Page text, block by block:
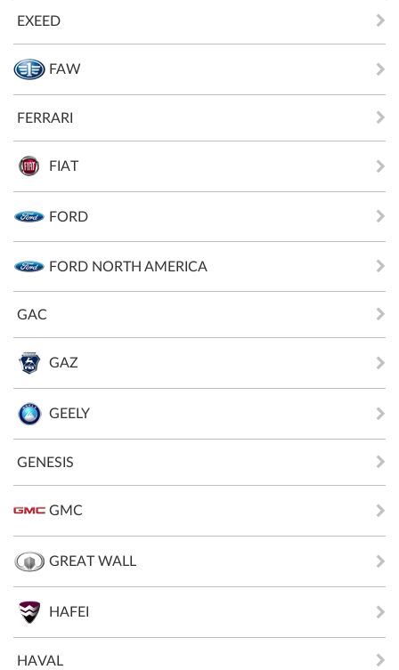
EXEED
FAW
FERRARI
FIAT
FORD
FORD NORTH AMERICA
GAC
GAZ
GEELY
GENESIS
GMC
GREAT WALL
HAFEI
HAVAL